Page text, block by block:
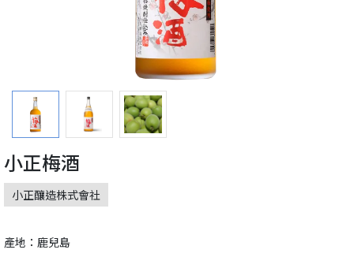
小正梅酒
小正釀造株式會社
產地：鹿兒島